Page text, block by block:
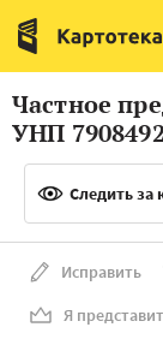
Италия
Люксембург
Латвия
Словения
Франция
Швеция
Частное
УНП
Следить за
Исправить
Я